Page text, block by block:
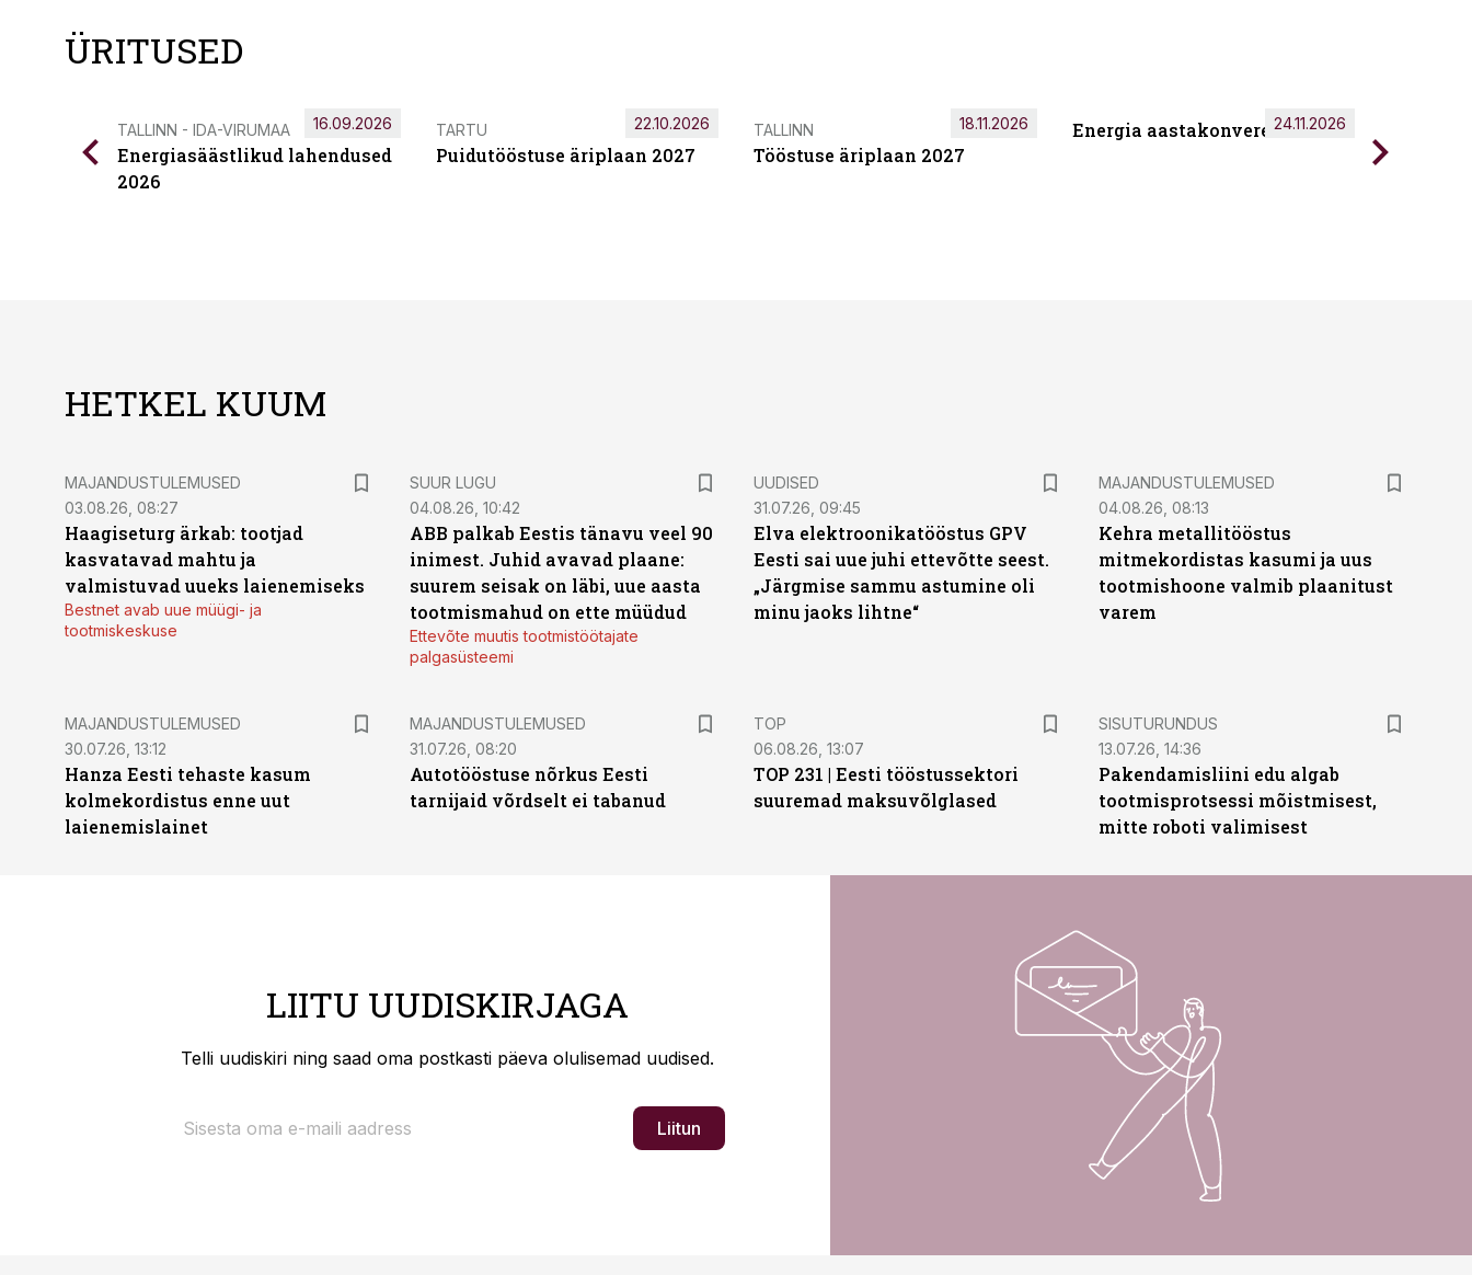
ÜRITUSED
TALLINN - IDA-VIRUMAA
Energiasäästlikud lahendused
2026
16.09.2026 TARTU
Puidutööstuse äriplaan 2027
22.10.2026 TALLINN
Tööstuse äriplaan 2027
18.11.2026 Energia aastakonverents 2026
24.11.2026
HETKEL KUUM
MAJANDUSTULEMUSED
03.08.26, 08:27
Haagiseturg ärkab: tootjad
kasvatavad mahtu ja
valmistuvad uueks laienemiseks
Bestnet avab uue müügi- ja
tootmiskeskuse
SUUR LUGU
04.08.26, 10:42
ABB palkab Eestis tänavu veel 90
inimest. Juhid avavad plaane:
suurem seisak on läbi, uue aasta
tootmismahud on ette müüdud
Ettevõte muutis tootmistöötajate
palgasüsteemi
UUDISED
31.07.26, 09:45
Elva elektroonikatööstus GPV
Eesti sai uue juhi ettevõtte seest.
„Järgmise sammu astumine oli
minu jaoks lihtne“
MAJANDUSTULEMUSED
04.08.26, 08:13
Kehra metallitööstus
mitmekordistas kasumi ja uus
tootmishoone valmib plaanitust
varem
MAJANDUSTULEMUSED
30.07.26, 13:12
Hanza Eesti tehaste kasum
kolmekordistus enne uut
laienemislainet
MAJANDUSTULEMUSED
31.07.26, 08:20
Autotööstuse nõrkus Eesti
tarnijaid võrdselt ei tabanud
TOP
06.08.26, 13:07
TOP 231 | Eesti tööstussektori
suuremad maksuvõlglased
ST
SISUTURUNDUS
13.07.26, 14:36
Pakendamisliini edu algab
tootmisprotsessi mõistmisest,
mitte roboti valimisest
LIITU UUDISKIRJAGA
Telli uudiskiri ning saad oma postkasti päeva olulisemad uudised.
Liitun